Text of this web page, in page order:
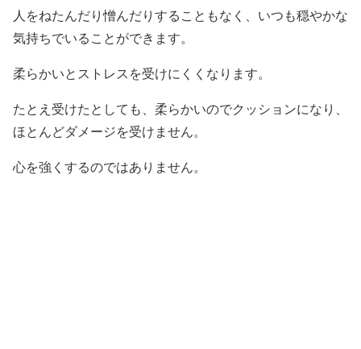
人をねたんだり憎んだりすることもなく、いつも穏やかな
気持ちでいることができます。
柔らかいとストレスを受けにくくなります。
たとえ受けたとしても、柔らかいのでクッションになり、
ほとんどダメージを受けません。
心を強くするのではありません。